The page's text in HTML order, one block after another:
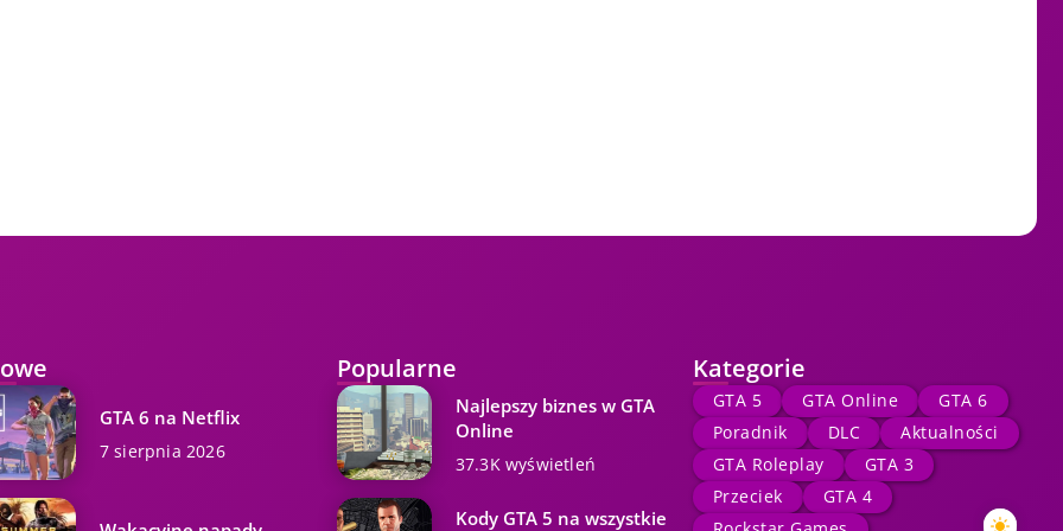
GTA 6 na Netflix
7 sierpnia 2026
Popularne
Najlepszy biznes w GTA
Online
37.3K wyświetleń
Kody GTA 5 na wszystkie
Kategorie
GTA 5 GTA Online
GTA 6
Poradnik
DLC
Aktualności
GTA Roleplay
GTA 3
Przeciek
GTA 4